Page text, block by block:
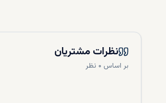
نظرات مشتریان
بر اساس ۰ نظر